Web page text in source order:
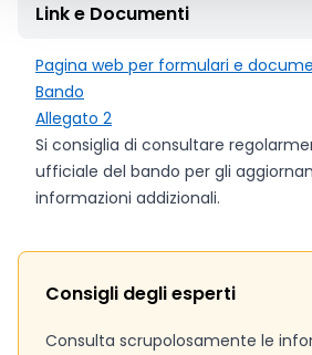
Link e Documenti
Pagina web per formulari e
Bando
Allegato 2
Si consiglia di consultare
ufficiale del bando per gli
informazioni addizionali.
Consigli degli esperti
Consulta scrupolosamente le